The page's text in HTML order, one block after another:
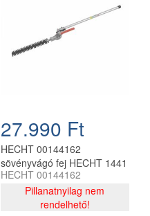
27.990 Ft
HECHT 00144162
sövényvágó fej HECHT 1441
multifunkciós géphez
HECHT 00144162
Pillanatnyilag nem
rendelhető!